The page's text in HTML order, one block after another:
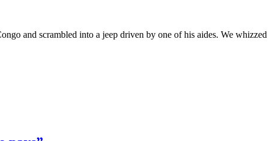
and scrambled into a jeep driven by one of his aides. We whizzed